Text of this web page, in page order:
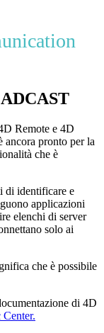
Remote e 4D
ancora pronto per la
che è
di identificare e
applicazioni
elenchi di server
solo ai
che è possibile
di 4D